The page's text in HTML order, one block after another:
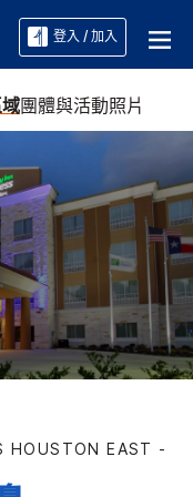
登入 / 加入
團體與活動照片
HOUSTON EAST -